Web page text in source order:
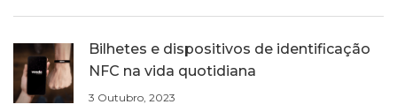
Bilhetes e dispositivos de identificação
NFC na vida quotidiana
3 Outubro, 2023